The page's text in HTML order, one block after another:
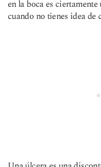
en la boca es
cuando no tienes idea de